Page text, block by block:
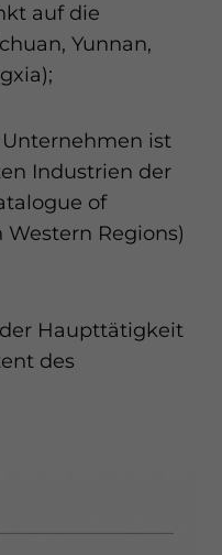
auf die
Yunnan,
ist
Industrien der
of
Regions)
Haupttätigkeit
des